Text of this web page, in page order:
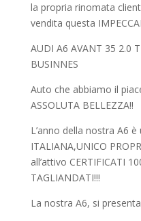
la propria rinomata
vendita questa
AUDI A6 AVANT 35 2.0
BUSINNES
Auto che abbiamo il
ASSOLUTA BELLEZZA!!
L’anno della nostra A6
ITALIANA,UNICO
all’attivo CERTIFICATI
TAGLIANDATI!!!
La nostra A6, si